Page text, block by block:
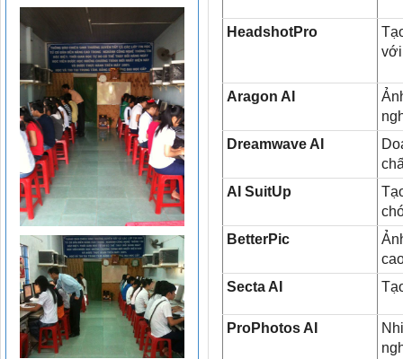
HeadshotPro
Aragon AI
Dreamwave AI
AI SuitUp
BetterPic
Secta AI
ProPhotos AI